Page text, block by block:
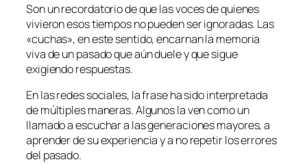
Son un recordatorio de que las voces de quienes
vivieron esos tiempos no pueden ser ignoradas. Las
«cuchas», en este sentido, encarnan la memoria
viva de un pasado que aún duele y que sigue
exigiendo respuestas.
En las redes sociales, la frase ha sido interpretada
de múltiples maneras. Algunos la ven como un
llamado a escuchar a las generaciones mayores, a
aprender de su experiencia y a no repetir los errores
del pasado.